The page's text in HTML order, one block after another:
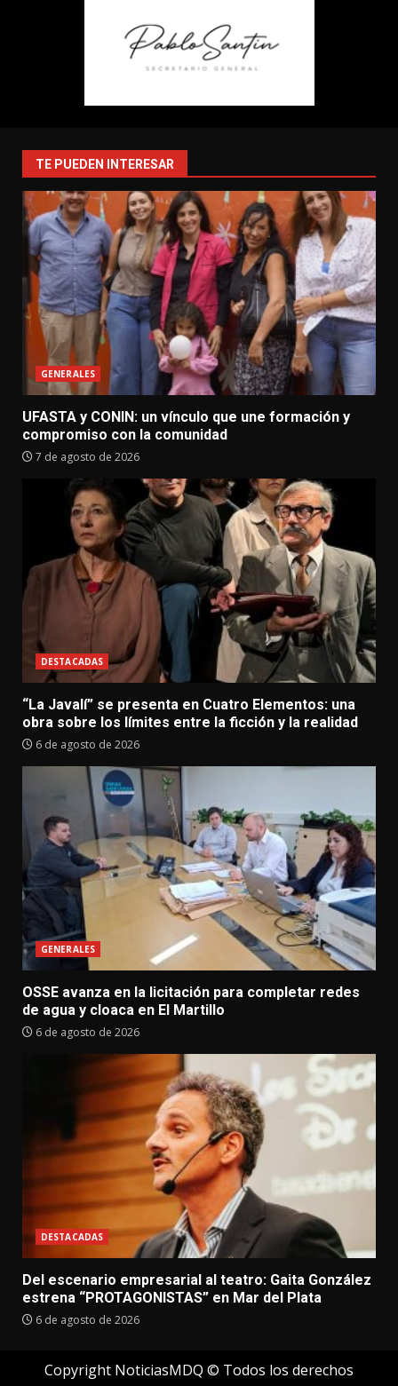
TE PUEDEN INTERESAR
GENERALES
UFASTA y CONIN: un vínculo que une formación y
compromiso con la comunidad
7 de agosto de 2026
DESTACADAS
“La Javalí” se presenta en Cuatro Elementos: una
obra sobre los límites entre la ficción y la realidad
6 de agosto de 2026
GENERALES
OSSE avanza en la licitación para completar redes
de agua y cloaca en El Martillo
6 de agosto de 2026
DESTACADAS
Del escenario empresarial al teatro: Gaita González
estrena “PROTAGONISTAS” en Mar del Plata
6 de agosto de 2026
Copyright NoticiasMDQ © Todos los derechos